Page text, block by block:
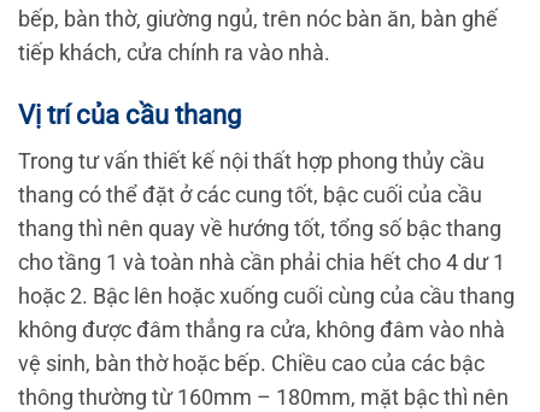
bếp, bàn thờ, giường ngủ, trên nóc bàn ăn, bàn ghế
tiếp khách, cửa chính ra vào nhà.
Vị trí của cầu thang
Trong tư vấn thiết kế nội thất hợp phong thủy cầu
thang có thể đặt ở các cung tốt, bậc cuối của cầu
thang thì nên quay về hướng tốt, tổng số bậc thang
cho tầng 1 và toàn nhà cần phải chia hết cho 4 dư 1
hoặc 2. Bậc lên hoặc xuống cuối cùng của cầu thang
không được đâm thẳng ra cửa, không đâm vào nhà
vệ sinh, bàn thờ hoặc bếp. Chiều cao của các bậc
thông thường từ 160mm – 180mm, mặt bậc thì nên